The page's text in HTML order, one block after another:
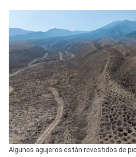
Algunos agujeros están revestidos de